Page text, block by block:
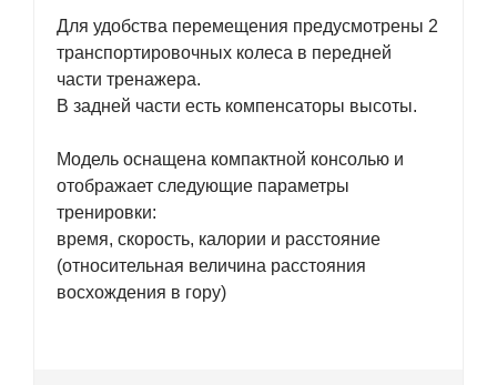
Для удобства перемещения предусмотрены 2
транспортировочных колеса в передней
части тренажера.
В задней части есть компенсаторы высоты.
Модель оснащена компактной консолью и
отображает следующие параметры
тренировки:
время, скорость, калории и расстояние
(относительная величина расстояния
восхождения в гору)